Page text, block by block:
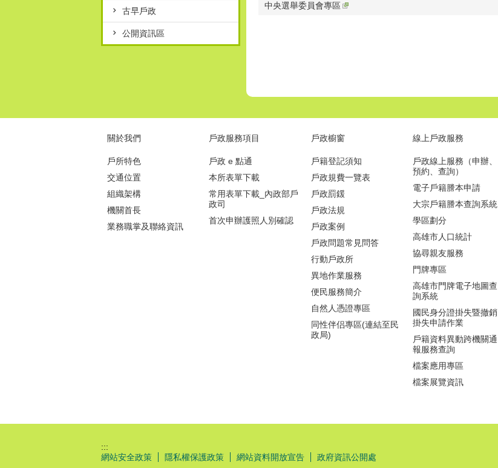
古早戶政
公開資訊區
中央選舉委員會專區
關於我們
戶所特色
交通位置
組織架構
機關首長
業務職掌及聯絡資訊
戶政服務項目
戶政 e 點通
本所表單下載
常用表單下載_內政部戶
政司
首次申辦護照人別確認
戶政櫥窗
戶籍登記須知
戶政規費一覽表
戶政罰鍰
戶政法規
戶政案例
戶政問題常見問答
行動戶政所
異地作業服務
便民服務簡介
自然人憑證專區
同性伴侣專區(連結至民
政局)
線上戶政服務
戶政線上服務（申辦、
預約、查詢）
電子戶籍謄本申請
大宗戶籍謄本查詢系統
學區劃分
高雄市人口統計
協尋親友服務
門牌專區
高雄市門牌電子地圖查
詢系統
國民身分證掛失暨撤銷
掛失申請作業
戶籍資料異動跨機關通
報服務查詢
檔案應用專區
檔案展覽資訊
:::
網站安全政策
隱私權保護政策 網站資料開放宣告 政府資訊公開處